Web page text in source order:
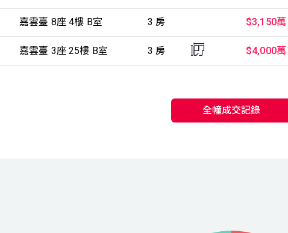
嘉雲臺 8座 4樓 B室 3 房 $3,150萬
嘉雲臺 3座 25樓 B室 3 房 $4,000萬
全幢成交記錄